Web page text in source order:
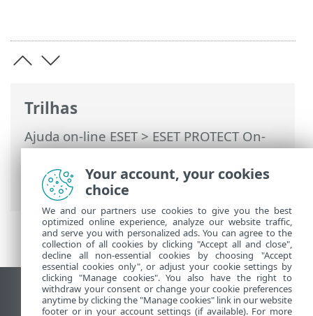
Trilhas
Ajuda on-line ESET>ESET PROTECT On-
Prem>Usando a máquina virtual ESET
PROTECT
>Interface de gerenciamento
Webmin
> Criação de redes
Ver site para desktop
Your account, your cookies
choice
We and our partners use cookies to give you the best
optimized online experience, analyze our website traffic,
and serve you with personalized ads. You can agree to the
collection of all cookies by clicking "Accept all and close",
decline all non-essential cookies by choosing "Accept
essential cookies only", or adjust your cookie settings by
clicking "Manage cookies". You also have the right to
withdraw your consent or change your cookie preferences
anytime by clicking the "Manage cookies" link in our website
footer or in your account settings (if available). For more